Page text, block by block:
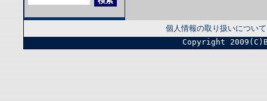
個人情報の取り扱いについて
Copyright